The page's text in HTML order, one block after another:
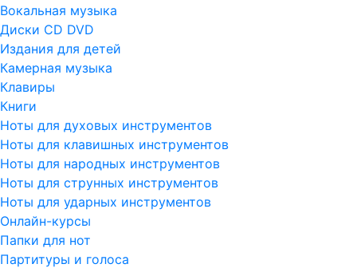
Вокальная музыка
Диски CD DVD
Издания для детей
Камерная музыка
Клавиры
Книги
Ноты для духовых инструментов
Ноты для клавишных инструментов
Ноты для народных инструментов
Ноты для струнных инструментов
Ноты для ударных инструментов
Онлайн-курсы
Папки для нот
Партитуры и голоса